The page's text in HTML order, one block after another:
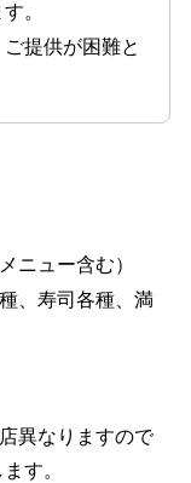
。
提供が困難と
ニュー含む）
、寿司各種、満
異なりますので
す。